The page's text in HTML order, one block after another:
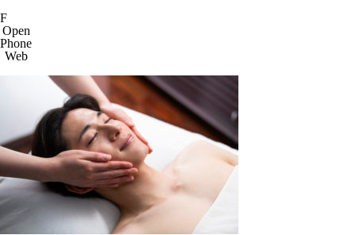
F
Open
Phone
Web